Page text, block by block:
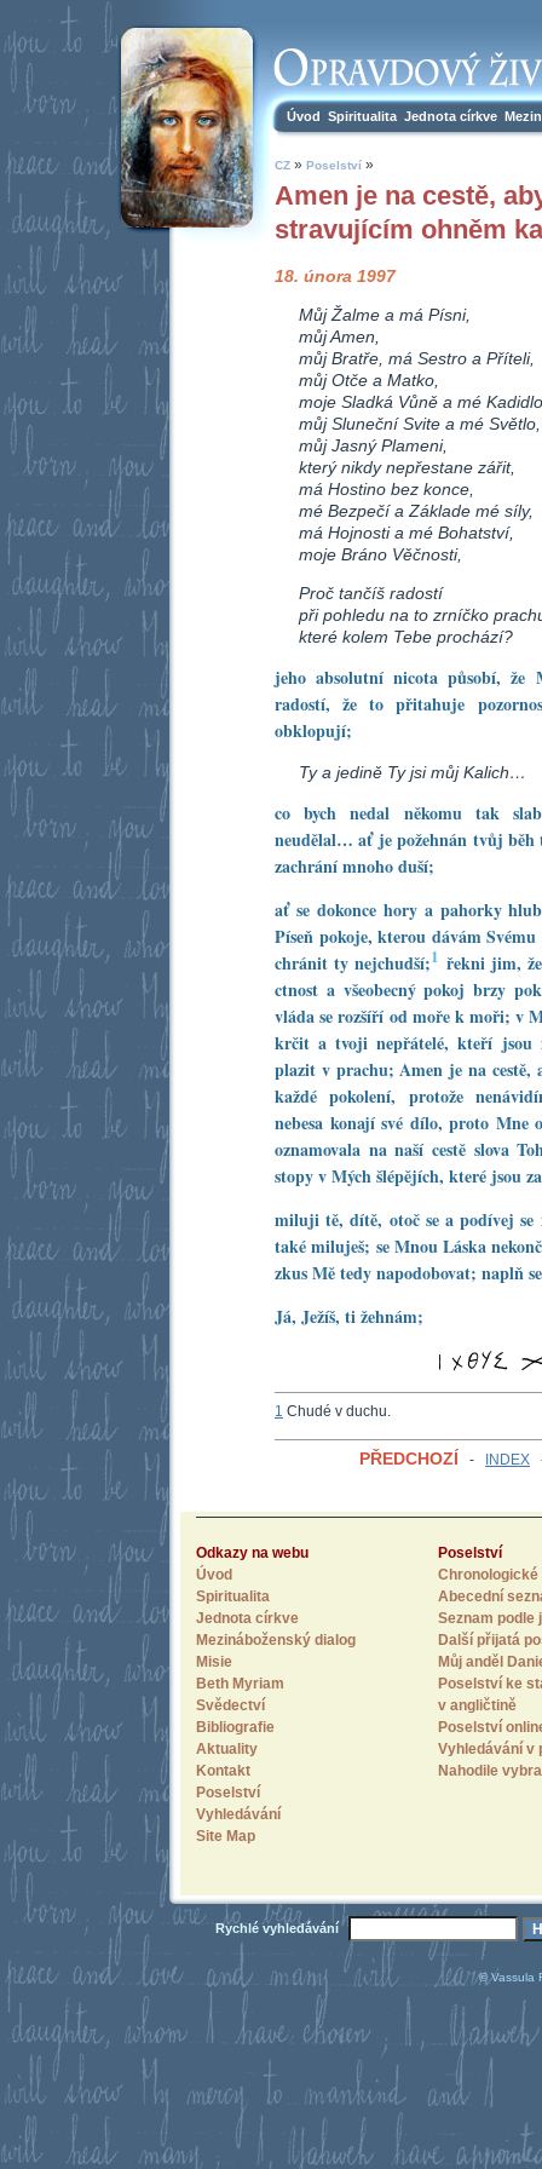
Úvod Spiritualita Jednota církve
CZ » Poselství »
Amen je na cestě,
stravujícím ohněm
18. února 1997
Můj Žalme a má Písni,
můj Amen,
můj Bratře, má Sestro a Příteli,
můj Otče a Matko,
moje Sladká Vůně a mé
můj Sluneční Svite a mé Světlo,
můj Jasný Plameni,
který nikdy nepřestane zářit,
má Hostino bez konce,
mé Bezpečí a Základe mé síly,
má Hojnosti a mé Bohatství,
moje Bráno Věčnosti,
Proč tančíš radostí
při pohledu na to zrníčko
které kolem Tebe prochází?
jeho absolutní nicota působí, že
radostí, že to přitahuje
obklopují;
Ty a jedině Ty jsi můj Kalich…
co bych nedal někomu tak
neudělal… ať je požehnán tvůj běh
zachrání mnoho duší;
ať se dokonce hory a pahorky
Píseň pokoje, kterou dávám
chránit ty nejchudší;1 řekni jim, že
ctnost a všeobecný pokoj brzy
vláda se rozšíří od moře k moři; v
krčit a tvoji nepřátelé, kteří jsou
plazit v prachu; Amen je na cestě,
každé pokolení, protože
nebesa konají své dílo, proto Mne
oznamovala na naší cestě slova
stopy v Mých šlépějích, které jsou
miluji tě, dítě, otoč se a podívej
také miluješ; se Mnou Láska
zkus Mě tedy napodobovat; naplň
Já, Ježíš, ti žehnám;
1 Chudé v duchu.
PŘEDCHOZÍ - INDEX
Odkazy na webu
Úvod
Spiritualita
Jednota církve
Mezináboženský dialog
Misie
Beth Myriam
Svědectví
Bibliografie
Aktuality
Kontakt
Poselství
Vyhledávání
Site Map
Poselství
Chronologické
Abecední
Seznam
Další přijatá
Můj anděl
Poselství ke
v angličtině
Poselství
Vyhledávání v
Nahodile
Rychlé vyhledávání
© Vassula